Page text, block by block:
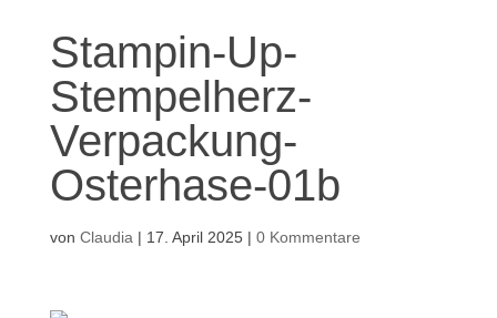
Stampin-Up-
Stempelherz-
Verpackung-
Osterhase-01b
von Claudia | 17. April 2025| 0 Kommentare